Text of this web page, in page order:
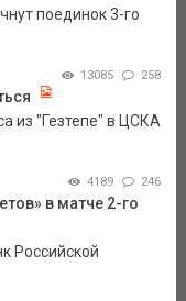
поединок 3-го
13085 258
из "Гезтепе" в ЦСКА
4189 246
в матче 2-го
Российской